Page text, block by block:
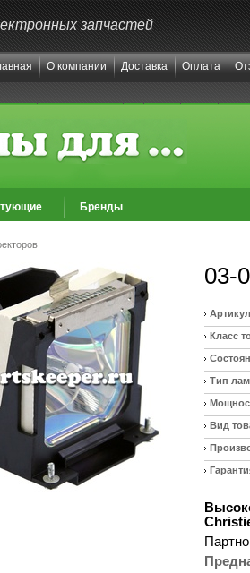
запчастей
О компании Доставка Оплата
Бренды
03-
Класс
Тип
Вид